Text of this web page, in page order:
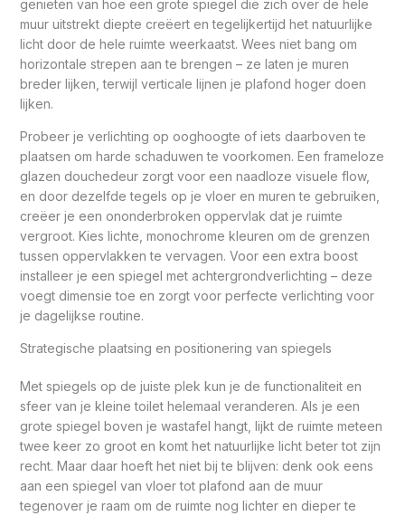
genieten van hoe een grote spiegel die zich over de hele
muur uitstrekt diepte creëert en tegelijkertijd het natuurlijke
licht door de hele ruimte weerkaatst. Wees niet bang om
horizontale strepen aan te brengen – ze laten je muren
breder lijken, terwijl verticale lijnen je plafond hoger doen
lijken.
Probeer je verlichting op ooghoogte of iets daarboven te
plaatsen om harde schaduwen te voorkomen. Een frameloze
glazen douchedeur zorgt voor een naadloze visuele flow,
en door dezelfde tegels op je vloer en muren te gebruiken,
creëer je een ononderbroken oppervlak dat je ruimte
vergroot. Kies lichte, monochrome kleuren om de grenzen
tussen oppervlakken te vervagen. Voor een extra boost
installeer je een spiegel met achtergrondverlichting – deze
voegt dimensie toe en zorgt voor perfecte verlichting voor
je dagelijkse routine.
Strategische plaatsing en positionering van spiegels
Met spiegels op de juiste plek kun je de functionaliteit en
sfeer van je kleine toilet helemaal veranderen. Als je een
grote spiegel boven je wastafel hangt, lijkt de ruimte meteen
twee keer zo groot en komt het natuurlijke licht beter tot zijn
recht. Maar daar hoeft het niet bij te blijven: denk ook eens
aan een spiegel van vloer tot plafond aan de muur
tegenover je raam om de ruimte nog lichter en dieper te